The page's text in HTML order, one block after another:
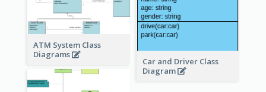
Car and Driver Class
Diagram
ATM System Class
Diagrams